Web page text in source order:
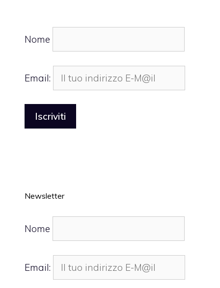
Nome
Email:
Newsletter
Nome
Email: